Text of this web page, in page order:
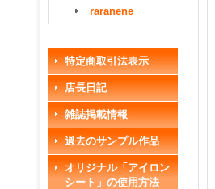
raranene
特定商取引法表示
店長日記
雑誌掲載情報
過去のサンプル作品
オリジナル「アイロン
シート」の使用方法